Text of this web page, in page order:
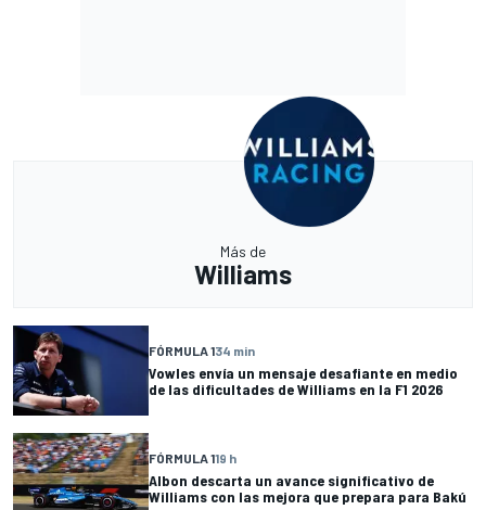
Más de
Williams
FÓRMULA 134 min
Vowles envía un mensaje desafiante en medio
de las dificultades de Williams en la F1 2026
FÓRMULA 119 h
Albon descarta un avance significativo de
Williams con las mejora que prepara para Bakú